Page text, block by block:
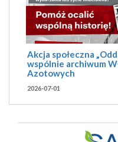
Akcja społeczna
wspólnie archiwum
Azotowych
2026-07-01